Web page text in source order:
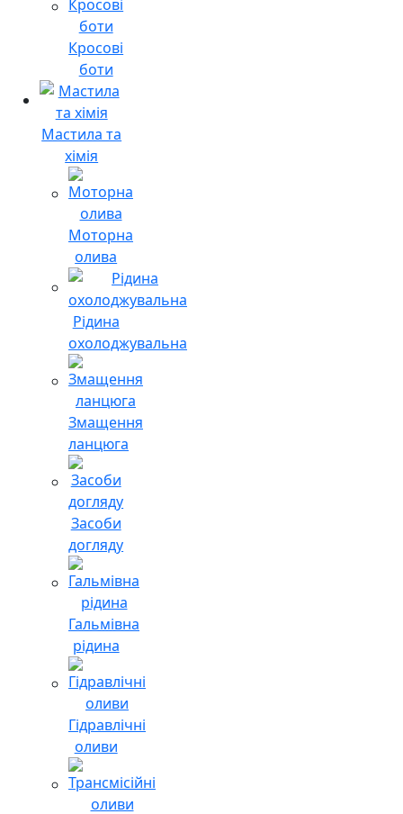
Кросові
боти
Мастила та
хімія
Моторна
олива
Рідина
охолоджувальна
Змащення
ланцюга
Засоби
догляду
Гальмівна
рідина
Гідравлічні
оливи